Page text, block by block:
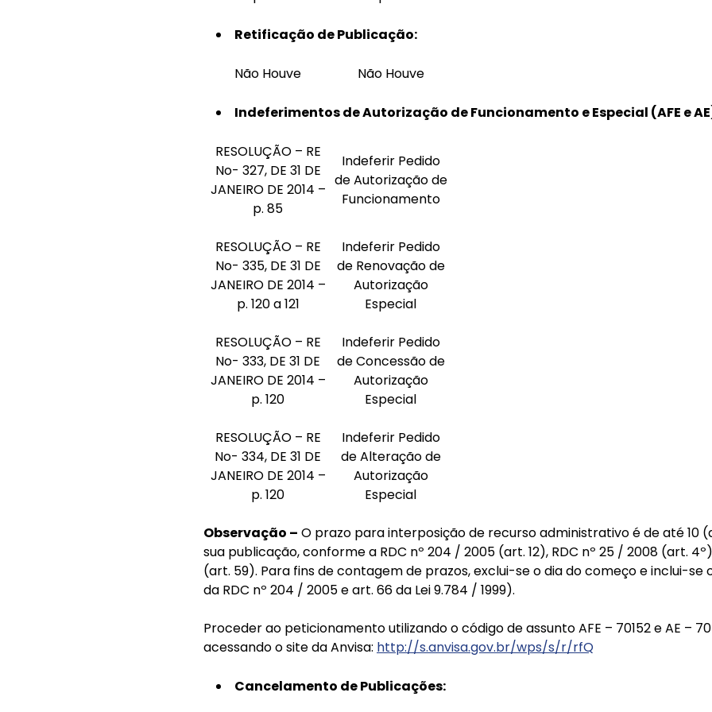
Retificação de Publicação:
Não Houve Não Houve
Indeferimentos de Autorização de Funcionamento e Especial (AFE e
RESOLUÇÃO – RE
No- 327, DE 31 DE
JANEIRO DE 2014 –
p. 85
Indeferir Pedido
de Autorização de
Funcionamento
RESOLUÇÃO – RE
No- 335, DE 31 DE
JANEIRO DE 2014 –
p. 120 a 121
Indeferir Pedido
de Renovação de
Autorização
Especial
RESOLUÇÃO – RE
No- 333, DE 31 DE
JANEIRO DE 2014 –
p. 120
Indeferir Pedido
de Concessão de
Autorização
Especial
RESOLUÇÃO – RE
No- 334, DE 31 DE
JANEIRO DE 2014 –
p. 120
Indeferir Pedido
de Alteração de
Autorização
Especial
Observação – O prazo para interposição de recurso administrativo é de até 10
sua publicação, conforme a RDC nº 204 / 2005 (art. 12), RDC nº 25 / 2008 (art. 4º)
(art. 59). Para fins de contagem de prazos, exclui-se o dia do começo e inclui-se
da RDC nº 204 / 2005 e art. 66 da Lei 9.784 / 1999).
Proceder ao peticionamento utilizando o código de assunto AFE – 70152 e AE –
acessando o site da Anvisa: http://s.anvisa.gov.br/wps/s/r/rfQ
Cancelamento de Publicações: